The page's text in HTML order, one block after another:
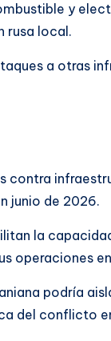
y
rusa local.
a otras
contra
junio de 2026.
la
operaciones
podría
del conflicto